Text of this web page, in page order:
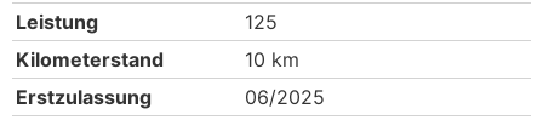
Leistung
125
Kilometerstand
10 km
Erstzulassung
06/2025